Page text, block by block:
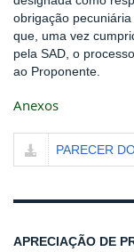
obrigação
que, uma vez
pela SAD, o
ao Proponente.
Anexos
PARECER
APRECIAÇÃO DE